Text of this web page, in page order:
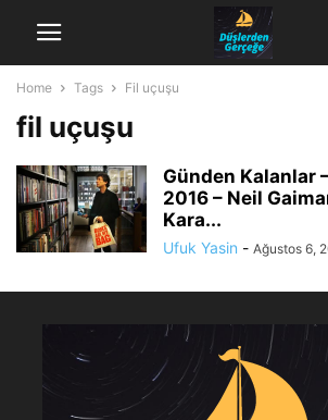
Home Tags Fil uçuşu
fil uçuşu
Günden Kalanlar
2016 – Neil
Kara...
Ufuk Yasin - Ağustos 6,